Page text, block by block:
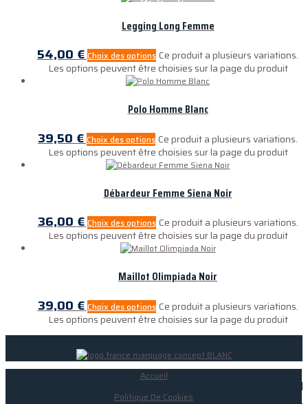
Legging Long Femme
54,00€ Choix des options Ce produit a plusieurs variations.
Les options peuvent être choisies sur la page du produit
Polo Homme Blanc
39,50 € Choix des options Ce produit a plusieurs variations.
Les options peuvent être choisies sur la page du produit
Débardeur Femme Siena Noir
36,00€ Choix des options Ce produit a plusieurs variations.
Les options peuvent être choisies sur la page du produit
Maillot Olimpiada Noir
39,00 € Choix des options Ce produit a plusieurs variations.
Les options peuvent être choisies sur la page du produit
Accueil
Politique De Cookies